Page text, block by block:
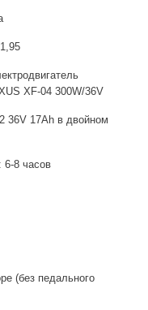
XF-04 300W/36V
36V 17Ah в двойном
6-8 часов
(без педального